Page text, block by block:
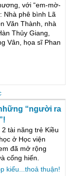
với “em-mờ-
Nhà phê bình Lã
Văn Thành, nhà
Thủy Giang,
Vân, họa sĩ Phan
“người ra
tài năng trẻ Kiều
ở Học viện
đã mở rộng
cống hiến.
kiểu...thoả thuận!